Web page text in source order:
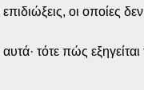
οι οποίες
τότε πώς